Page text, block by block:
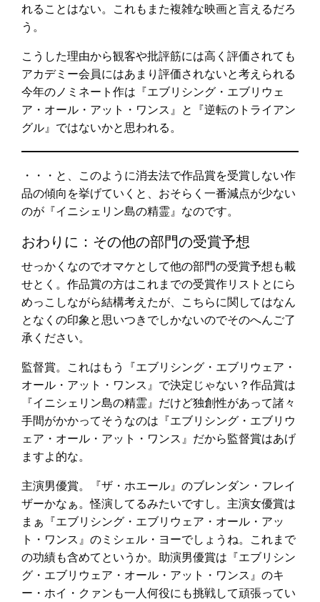
れることはない。これもまた複雑な映画と言えるだろ
う。
こうした理由から観客や批評筋には高く評価されても
アカデミー会員にはあまり評価されないと考えられる
今年のノミネート作は『エブリシング・エブリウェ
ア・オール・アット・ワンス』と『逆転のトライアン
グル』ではないかと思われる。
・・・と、このように消去法で作品賞を受賞しない作
品の傾向を挙げていくと、おそらく一番減点が少ない
のが『イニシェリン島の精霊』なのです。
おわりに：その他の部門の受賞予想
せっかくなのでオマケとして他の部門の受賞予想も載
せとく。作品賞の方はこれまでの受賞作リストとにら
めっこしながら結構考えたが、こちらに関してはなん
となくの印象と思いつきでしかないのでそのへんご了
承ください。
監督賞。これはもう『エブリシング・エブリウェア・
オール・アット・ワンス』で決定じゃない？作品賞は
『イニシェリン島の精霊』だけど独創性があって諸々
手間がかかってそうなのは『エブリシング・エブリウ
ェア・オール・アット・ワンス』だから監督賞はあげ
ますよ的な。
主演男優賞。『ザ・ホエール』のブレンダン・フレイ
ザーかなぁ。怪演してるみたいですし。主演女優賞は
まぁ『エブリシング・エブリウェア・オール・アッ
ト・ワンス』のミシェル・ヨーでしょうね。これまで
の功績も含めてというか。助演男優賞は『エブリシン
グ・エブリウェア・オール・アット・ワンス』のキ
ー・ホイ・クァンも一人何役にも挑戦して頑張ってい